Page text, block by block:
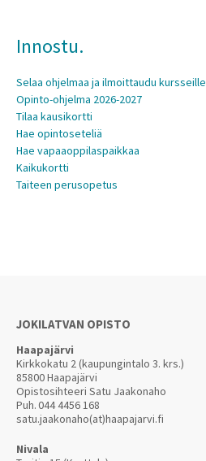
Innostu.
Selaa ohjelmaa ja ilmoittaudu kursseille
Opinto-ohjelma 2026-2027
Tilaa kausikortti
Hae opintoseteliä
Hae vapaaoppilaspaikkaa
Kaikukortti
Taiteen perusopetus
JOKILATVAN OPISTO
Haapajärvi
Kirkkokatu 2 (kaupungintalo 3. krs.)
85800 Haapajärvi
Opistosihteeri Satu Jaakonaho
Puh.044 4456 168
satu.jaakonaho(at)haapajarvi.fi
Nivala